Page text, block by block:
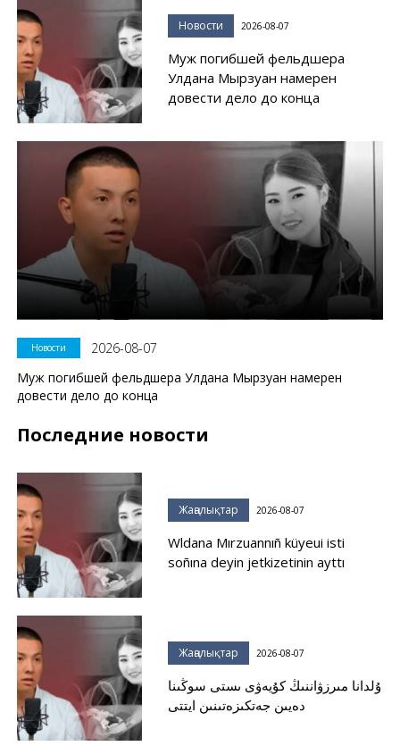
Новости 2026-08-07
Муж погибшей фельдшера
Улдана Мырзуан намерен
довести дело до конца
Новости
2026-08-07
Муж погибшей фельдшера Улдана Мырзуан намерен
довести дело до конца
Последние новости
Жаңалықтар 2026-08-07
Wldana Mırzuannıñ küyeui isti
soñına deyin jetkizetinin ayttı
Жаңалықтар 2026-08-07
ۇلدانا مىرزۋاننىڭ كۇيەۋى ىستى سوڭىنا
دەيىن جەتكىزەتىنىن ايتتى